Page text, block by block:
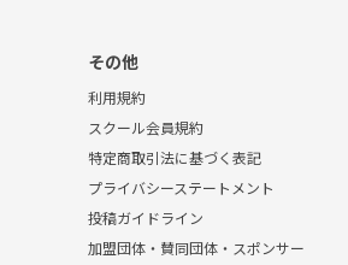
その他
利用規約
スクール会員規約
特定商取引法に基づく表記
プライバシーステートメント
投稿ガイドライン
加盟団体・賛同団体・スポンサー